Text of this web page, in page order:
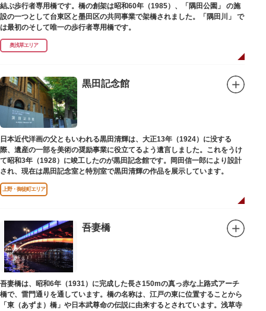
結ぶ歩行者専用橋です。橋の創架は昭和60年（1985）、「隅田公園」 の施
設の一つとして台東区と墨田区の共同事業で架橋されました。「隅田川」 で
は最初のそして唯一の歩行者専用橋です。
奥浅草エリア
黒田記念館
日本近代洋画の父ともいわれる黒田清輝は、大正13年（1924）に没する
際、遺産の一部を美術の奨励事業に役立てるよう遺言しました。これをうけ
て昭和3年（1928）に竣工したのが黒田記念館です。岡田信一郎により設計
され、現在は黒田記念室と特別室で黒田清輝の作品を展示しています。
上野・御徒町エリア
吾妻橋
吾妻橋は、昭和6年（1931）に完成した長さ150mの真っ赤な上路式アーチ
橋で、雷門通りを通しています。橋の名称は、江戸の東に位置することから
「東（あずま）橋」や日本武尊命の伝説に由来するとされています。浅草寺